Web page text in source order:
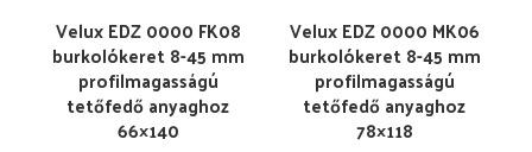
Velux EDZ 0000 FK08
burkolókeret 8-45 mm
profilmagasságú
tetőfedő anyaghoz
66×140
Velux EDZ 0000 MK06
burkolókeret 8-45 mm
profilmagasságú
tetőfedő anyaghoz
78×118